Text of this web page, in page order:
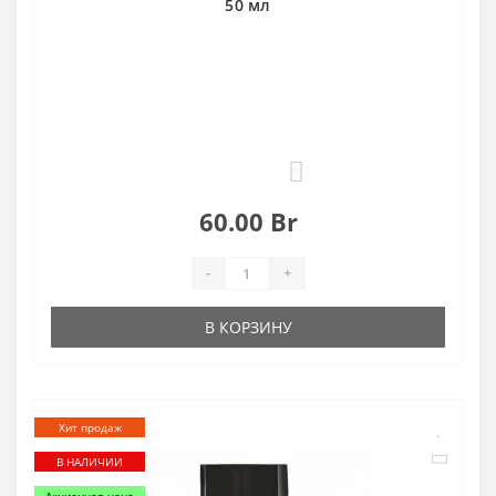
50 мл
60.00 Br
- +
В КОРЗИНУ
Хит продаж
В НАЛИЧИИ